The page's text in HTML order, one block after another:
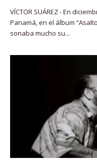
VÍCTOR SUÁREZ - En
Panamá, en el álbum
sonaba mucho su...